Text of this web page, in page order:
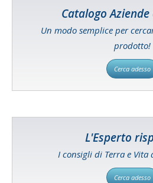
Catalogo
Un modo semplice per
prodotto!
Cerca adesso
L'Esperto
I consigli di Terra e
Cerca adesso